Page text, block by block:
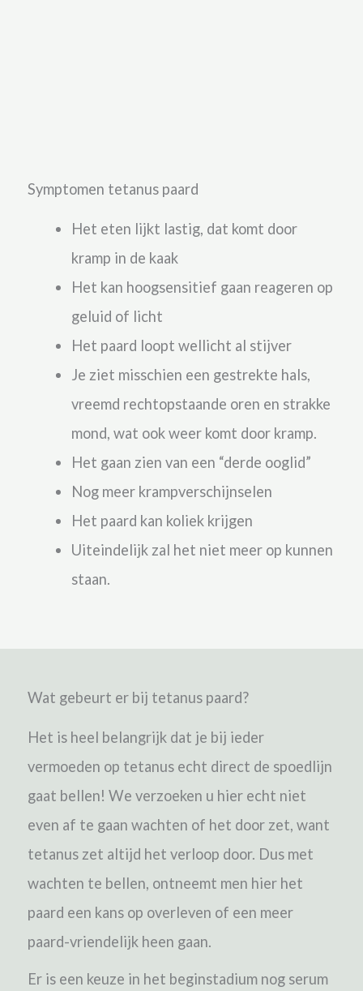
Symptomen tetanus paard
Het eten lijkt lastig, dat komt door
kramp in de kaak
Het kan hoogsensitief gaan reageren op
geluid of licht
Het paard loopt wellicht al stijver
Je ziet misschien een gestrekte hals,
vreemd rechtopstaande oren en strakke
mond, wat ook weer komt door kramp.
Het gaan zien van een “derde ooglid”
Nog meer krampverschijnselen
Het paard kan koliek krijgen
Uiteindelijk zal het niet meer op kunnen
staan.
Wat gebeurt er bij tetanus paard?
Het is heel belangrijk dat je bij ieder
vermoeden op tetanus echt direct de spoedlijn
gaat bellen! We verzoeken u hier echt niet
even af te gaan wachten of het door zet, want
tetanus zet altijd het verloop door. Dus met
wachten te bellen, ontneemt men hier het
paard een kans op overleven of een meer
paard-vriendelijk heen gaan.
Er is een keuze in het beginstadium nog serum